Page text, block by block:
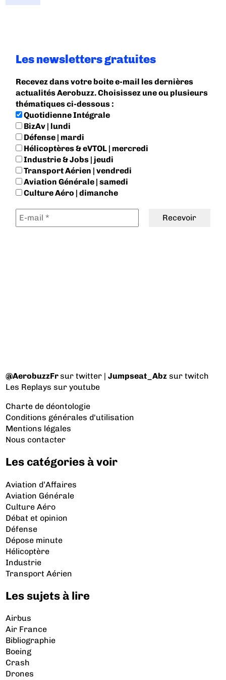
Les newsletters gratuites
Recevez dans votre boite e-mail les dernières
actualités Aerobuzz. Choisissez une ou plusieurs
thématiques ci-dessous :
Quotidienne Intégrale
BizAv | lundi
Défense | mardi
Hélicoptères & eVTOL | mercredi
Industrie & Jobs | jeudi
Transport Aérien | vendredi
Aviation Générale | samedi
Culture Aéro | dimanche
@AerobuzzFrsur twitter |Jumpseat_Abz sur twitch
Les Replays sur youtube
Charte de déontologie
Conditions générales d'utilisation
Mentions légales
Nous contacter
Les catégories à voir
Aviation d’Affaires
Aviation Générale
Culture Aéro
Débat et opinion
Défense
Dépose minute
Hélicoptère
Industrie
Transport Aérien
Les sujets à lire
Airbus
Air France
Bibliographie
Boeing
Crash
Drones